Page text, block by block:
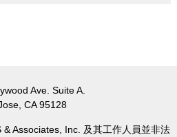
Ave. Suite A.
CA 95128
Associates, Inc. 及其工作人員並非法